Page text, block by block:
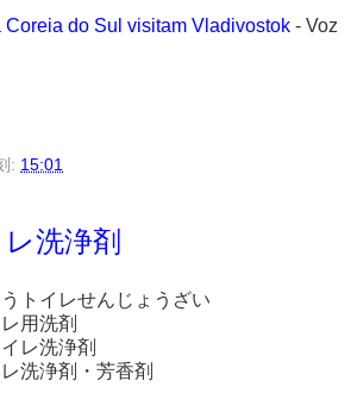
Coreia do Sul visitam Vladivostok - Voz
: 15:01
洗浄剤
トイレせんじょうざい
用洗剤
レ洗浄剤
洗浄剤・芳香剤